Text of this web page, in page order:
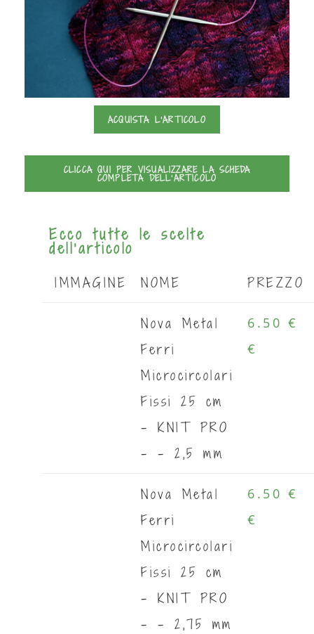
ACQUISTA L'ARTICOLO
CLICCA QUI PER VISUALIZZARE LA SCHEDA
COMPLETA DELL'ARTICOLO
Ecco tutte le scelte
dell'articolo
IMMAGINE NOME PREZZO
Nova Metal
Ferri
Microcircolari
Fissi 25 cm
- KNIT PRO
- - 2,5 mm
6.50 €
€
Nova Metal
Ferri
Microcircolari
Fissi 25 cm
- KNIT PRO
- - 2,75 mm
6.50 €
€